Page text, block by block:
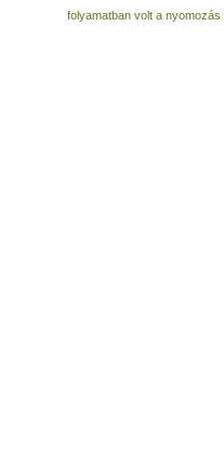
folyamatban volt a